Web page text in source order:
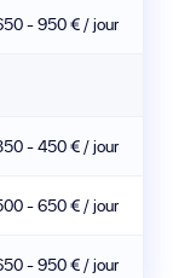
- 950 € / jour
- 450 € / jour
- 650 € / jour
- 950 € / jour